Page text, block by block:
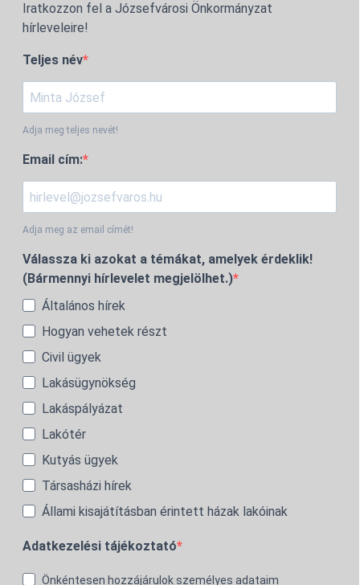
Iratkozzon fel a Józsefvárosi Önkormányzat
hírleveleire!
Teljes név
Adja meg teljes nevét!
Email cím:
Adja meg az email címét!
Válassza ki azokat a témákat, amelyek érdeklik!
(Bármennyi hírlevelet megjelölhet.)
Általános hírek
Hogyan vehetek részt
Civil ügyek
Lakásügynökség
Lakáspályázat
Lakótér
Kutyás ügyek
Társasházi hírek
Állami kisajátításban érintett házak lakóinak
Adatkezelési tájékoztató
Önkéntesen hozzájárulok személyes adataim